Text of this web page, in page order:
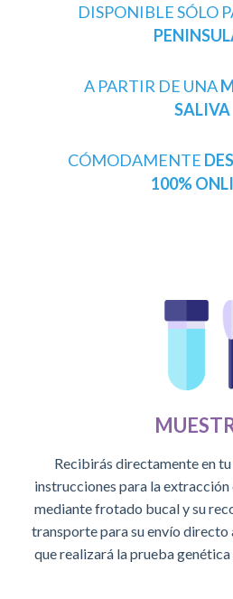
DISPONIBLE SÓLO
A PARTIR DE UNA
SALIVA
CÓMODAMENTE
100%
Recibirás directamente en
instrucciones para la extracción
mediante frotado bucal y su
transporte para su envío
que realizará la prueba